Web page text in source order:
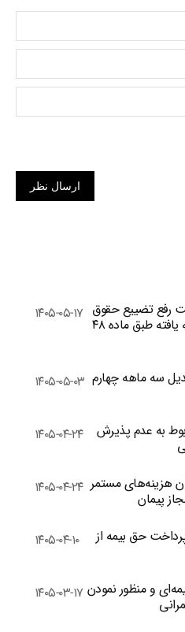
ارسال نظر
رفع تضییع حقوق
پیمانکاران در پیمان‌های خاتمه یافته طبق ماده ۴۸
۱۴۰۵-۰۵-۱۷
سه ماهه چهارم ۱۴۰۵-۰۵-۰۳
به عدم پذیرش
۱۴۰۵-۰۴-۲۴
هزینه‌های مستمر
پیمان
۱۴۰۵-۰۴-۲۴
حق بیمه از
۱۴۰۵-۰۴-۱۰
و منظور نمودن ۱۴۰۵-۰۳-۱۷